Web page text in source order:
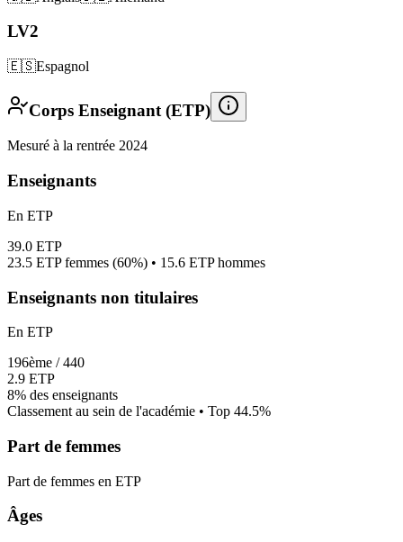
LV2
🇪🇸Espagnol
Corps Enseignant (ETP)
Mesuré à la rentrée 2024
Enseignants
En ETP
39.0 ETP
23.5 ETP femmes (60%) • 15.6 ETP hommes
Enseignants non titulaires
En ETP
196ème /440
2.9 ETP
8% des enseignants
Classement au sein de l'académie • Top 44.5%
Part de femmes
Part de femmes en ETP
Âges